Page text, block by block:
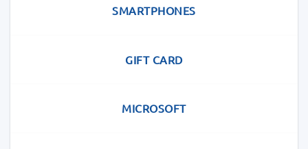
SMARTPHONES
GIFT CARD
MICROSOFT